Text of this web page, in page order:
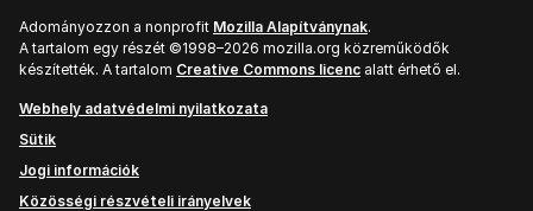
Adományozzon a nonprofit Mozilla Alapítványnak.
A tartalom egy részét ©1998–2026 mozilla.org közreműködők
készítették. A tartalom Creative Commons licenc alatt érhető el.
Webhely adatvédelmi nyilatkozata
Sütik
Jogi információk
Közösségi részvételi irányelvek